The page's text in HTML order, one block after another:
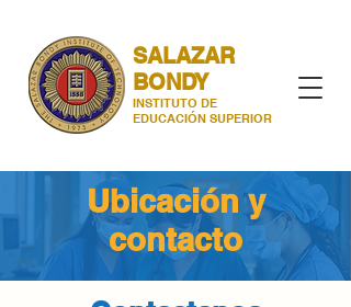
SALAZAR
BONDY
INSTITUTO DE
EDUCACIÓN SUPERIOR
Ubicación y
contacto